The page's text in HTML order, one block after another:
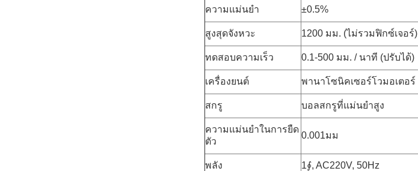
ความแม่นยำ ±0.5%
สูงสุดจังหวะ 1200 มม. (ไม่รวมฟิกซ์เจอร์)
ทดสอบความเร็ว 0.1-500 มม. / นาที (ปรับได้)
เครื่องยนต์ พานาโซนิคเซอร์โวมอเตอร์
สกรู บอลสกรูที่แม่นยำสูง
ความแม่นยำในการยืด
ตัว
0.001มม
พลัง 1∮, AC220V, 50Hz